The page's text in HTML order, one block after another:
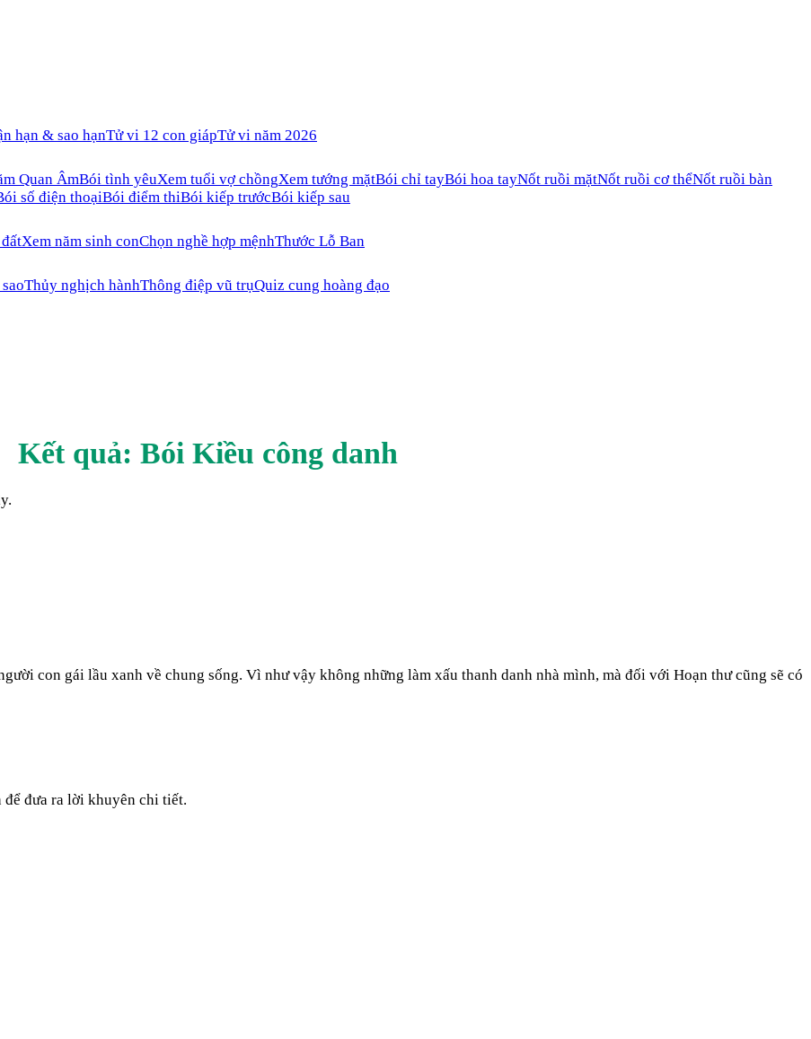
hạn & sao hạnTử vi 12 con giápTử vi năm 2026
Quan ÂmBói tình yêuXem tuổi vợ chồngXem tướng mặtBói chỉ tayBói hoa tayNốt ruồi mặtNốt ruồi cơ thểNốt ruồi bàn
số điện thoạiBói điểm thiBói kiếp trướcBói kiếp sau
Xem năm sinh conChọn nghề hợp mệnhThước Lỗ Ban
Thủy nghịch hànhThông điệp vũ trụQuiz cung hoàng đạo
Kết quả: Bói Kiều công danh
con gái lầu xanh về chung sống. Vì như vậy không những làm xấu thanh danh nhà mình, mà đối với Hoạn thư cũng sẽ có
đưa ra lời khuyên chi tiết.